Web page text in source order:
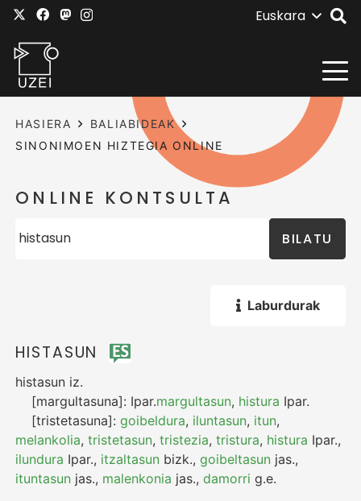
Euskara
HASIERA
BALIABIDEAK
SINONIMOEN HIZTEGIA ONLINE
ONLINE KONTSULTA
BILATU
Laburdurak
HISTASUN
histasun iz.
[margultasuna]: Ipar.margultasun, histura Ipar.
[tristetasuna]:goibeldura, iluntasun, itun,
melankolia,tristetasun,tristezia,tristura, histura Ipar.,
ilundura Ipar., itzaltasun bizk.,goibeltasun jas.,
ituntasun jas., malenkonia jas.,damorri g.e.